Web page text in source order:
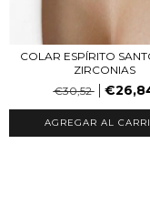
COLAR ESPÍRITO
ZIRCONIAS
€30,52
AGREGAR AL